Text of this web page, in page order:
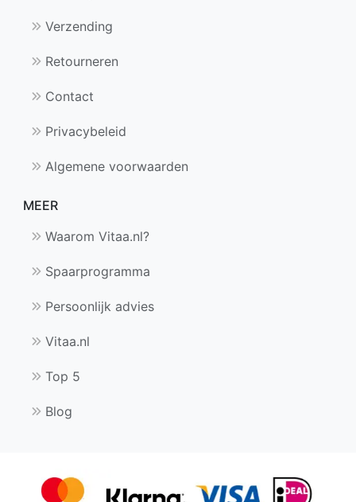
Verzending
Retourneren
Contact
Privacybeleid
Algemene voorwaarden
MEER
Waarom Vitaa.nl?
Spaarprogramma
Persoonlijk advies
Vitaa.nl
Top 5
Blog